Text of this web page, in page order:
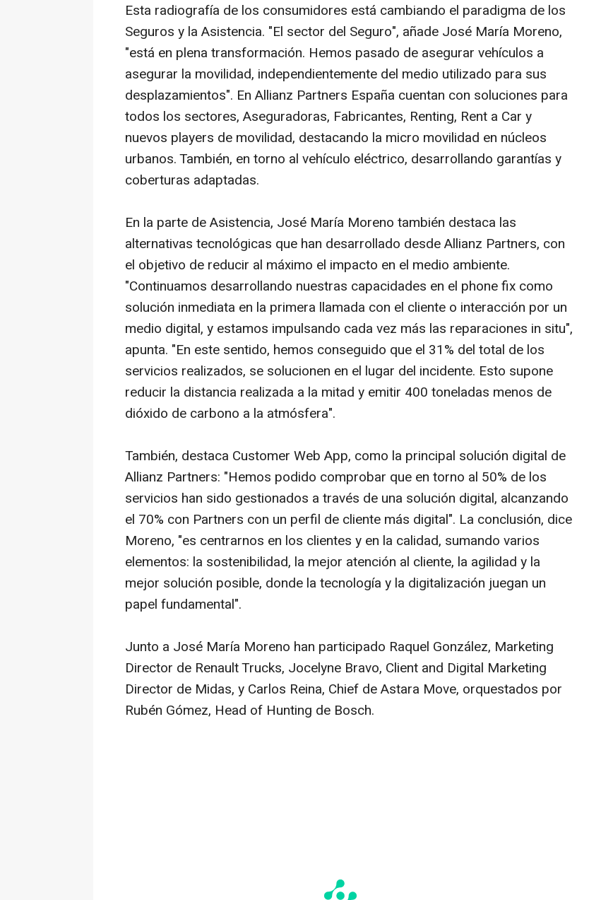
Esta radiografía de los consumidores está cambiando el paradigma de los
Seguros y la Asistencia. "El sector del Seguro", añade José María Moreno,
"está en plena transformación. Hemos pasado de asegurar vehículos a
asegurar la movilidad, independientemente del medio utilizado para sus
desplazamientos". En Allianz Partners España cuentan con soluciones para
todos los sectores, Aseguradoras, Fabricantes, Renting, Rent a Car y
nuevos players de movilidad, destacando la micro movilidad en núcleos
urbanos. También, en torno al vehículo eléctrico, desarrollando garantías y
coberturas adaptadas.
En la parte de Asistencia, José María Moreno también destaca las
alternativas tecnológicas que han desarrollado desde Allianz Partners, con
el objetivo de reducir al máximo el impacto en el medio ambiente.
"Continuamos desarrollando nuestras capacidades en el phone fix como
solución inmediata en la primera llamada con el cliente o interacción por un
medio digital, y estamos impulsando cada vez más las reparaciones in situ",
apunta. "En este sentido, hemos conseguido que el 31% del total de los
servicios realizados, se solucionen en el lugar del incidente. Esto supone
reducir la distancia realizada a la mitad y emitir 400 toneladas menos de
dióxido de carbono a la atmósfera".
También, destaca Customer Web App, como la principal solución digital de
Allianz Partners: "Hemos podido comprobar que en torno al 50% de los
servicios han sido gestionados a través de una solución digital, alcanzando
el 70% con Partners con un perfil de cliente más digital". La conclusión, dice
Moreno, "es centrarnos en los clientes y en la calidad, sumando varios
elementos: la sostenibilidad, la mejor atención al cliente, la agilidad y la
mejor solución posible, donde la tecnología y la digitalización juegan un
papel fundamental".
Junto a José María Moreno han participado Raquel González, Marketing
Director de Renault Trucks, Jocelyne Bravo, Client and Digital Marketing
Director de Midas, y Carlos Reina, Chief de Astara Move, orquestados por
Rubén Gómez, Head of Hunting de Bosch.